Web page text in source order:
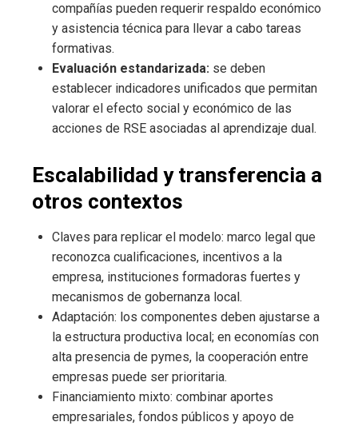
compañías pueden requerir respaldo económico
y asistencia técnica para llevar a cabo tareas
formativas.
Evaluación estandarizada: se deben
establecer indicadores unificados que permitan
valorar el efecto social y económico de las
acciones de RSE asociadas al aprendizaje dual.
Escalabilidad y transferencia a
otros contextos
Claves para replicar el modelo: marco legal que
reconozca cualificaciones, incentivos a la
empresa, instituciones formadoras fuertes y
mecanismos de gobernanza local.
Adaptación: los componentes deben ajustarse a
la estructura productiva local; en economías con
alta presencia de pymes, la cooperación entre
empresas puede ser prioritaria.
Financiamiento mixto: combinar aportes
empresariales, fondos públicos y apoyo de